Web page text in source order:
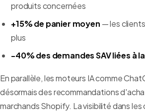
produits concernées
+15% de panier moyen — les
plus
-40% des demandes SAV liées à
En parallèle, les moteurs IA comme
désormais des recommandations
marchands Shopify. La visibilité dans